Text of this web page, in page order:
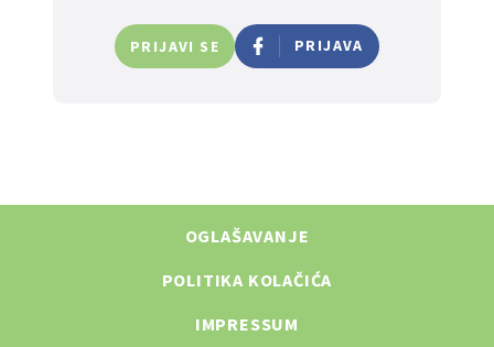
PRIJAVI SE PRIJAVA
OGLAŠAVANJE
POLITIKA KOLAČIĆA
IMPRESSUM